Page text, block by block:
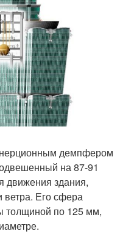
демпфером
на 87-91
движения здания,
Его сфера
толщиной по 125 мм,